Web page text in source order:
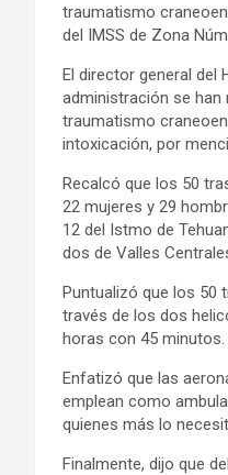
traumatismo
del IMSS de Zona
El director general del
administración se han
traumatismo
intoxicación, por
Recalcó que los 50
22 mujeres y 29
12 del Istmo de
dos de Valles
Puntualizó que los 50
través de los dos
horas con 45 minutos.
Enfatizó que las
emplean como
quienes más lo
Finalmente, dijo que